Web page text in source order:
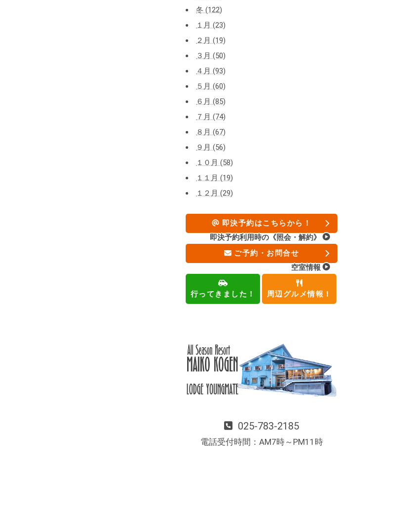
冬 (122)
１月 (23)
２月 (19)
３月 (50)
４月 (93)
５月 (60)
６月 (85)
７月 (74)
８月 (67)
９月 (56)
１０月 (58)
１１月 (19)
１２月 (29)
即決予約はこちらから！
即決予約利用時の《照会・解約》
ご予約・お問合せ
空室情報
行ってきました！ 周辺グルメ情報！
025-783-2185
電話受付時間：AM7時～PM11時